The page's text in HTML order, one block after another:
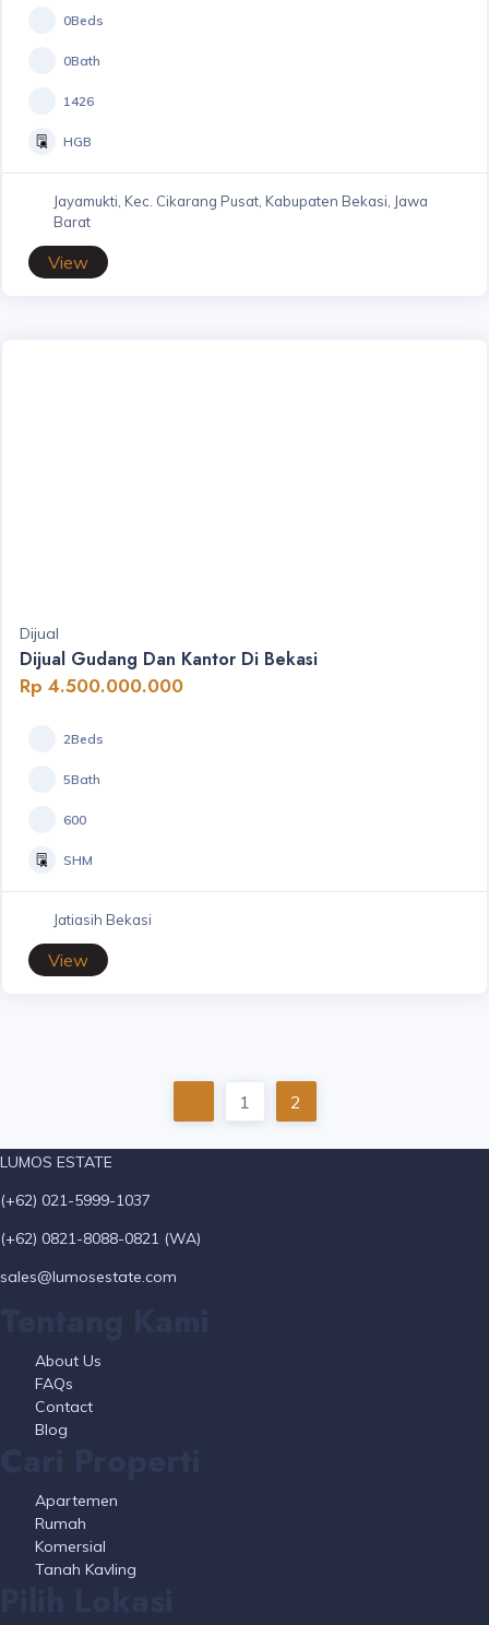
0Beds
0Bath
1426
HGB
Jayamukti, Kec. Cikarang Pusat, Kabupaten Bekasi, Jawa
Barat
View
Dijual
Dijual Gudang Dan Kantor Di Bekasi
Rp 4.500.000.000
2Beds
5Bath
600
SHM
Jatiasih Bekasi
View
1 2
LUMOS ESTATE
(+62) 021-5999-1037
(+62) 0821-8088-0821 (WA)
sales@lumosestate.com
About Us
FAQs
Contact
Blog
Apartemen
Rumah
Komersial
Tanah Kavling